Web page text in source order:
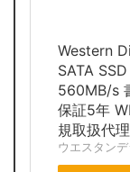
Western
SATA
560MB/s
保証5年
規取扱代理
ウエスタン